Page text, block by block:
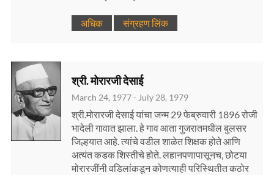
अधिक संग्रहण लिंक
श्री. मोरारजी देसाई
March 24, 1977 - July 28, 1979
श्री.मोरारजी देसाई यांचा जन्म 29 फेब्रुवारी 1896 रोजी
भादेली गावात झाला. हे गाव आता गुजरातमधील बुलसर
जिल्हयात आहे. त्यांचे वडील शाळेत शिक्षक होते आणि
अत्यंत कडक शिस्तीचे होते. लहानपणापासूनच, छोटया
मोरारजींनी वडिलांकडून कोणत्याही परिस्थितीत कठोर